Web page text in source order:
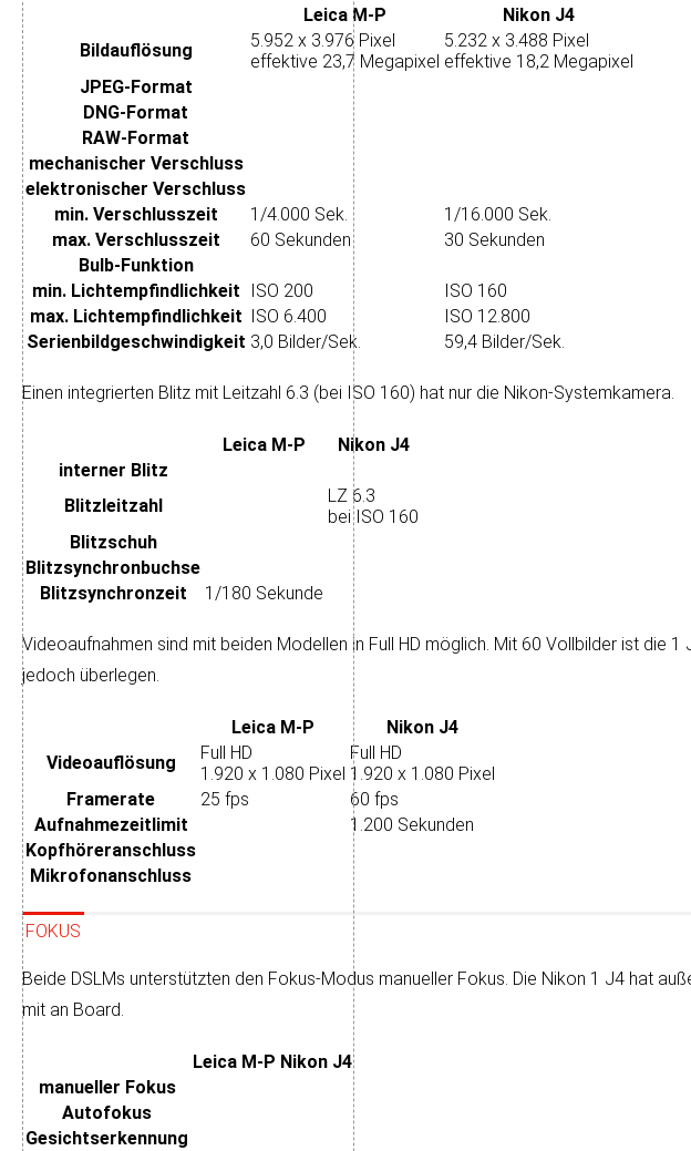
Leica M-P
Nikon J4
Bild­auflösung
5.952 x 3.976 Pixel
effektive 23,7 Megapixel
5.232 x 3.488 Pixel
effektive 18,2 Megapixel
JPEG-Format
DNG-Format
RAW-Format
mechanischer Verschluss
elektronischer Verschluss
min. Verschlusszeit
1/4.000 Sek.
1/16.000 Sek.
max. Verschlusszeit
60 Sekunden
30 Sekunden
Bulb-Funktion
min. Licht­empfindlichkeit
ISO 200
ISO 160
max. Licht­empfindlichkeit ISO 6.400
ISO 12.800
Serienbild­geschwindigkeit 3,0 Bilder/Sek. 59,4 Bilder/Sek.
Einen integrierten Blitz mit Leit­zahl 6.3 (bei ISO 160) hat nur die Nikon-System­kamera.
Leica M-P
Nikon J4
interner Blitz
Blitzleitzahl
LZ 6.3
bei ISO 160
Blitzschuh
Blitz­synchron­buchse
Blitz­synchronzeit
1/180 Sekunde
Videoaufnahmen sind mit beiden Modellen in Full HD mög­lich. Mit 60 Vollbilder ist die
je­doch über­legen.
Leica M-P
Nikon J4
Video­auflösung
Full HD
1.920 x 1.080 Pixel
Full HD
1.920 x 1.080 Pixel
Framerate
25 fps
60 fps
Aufnahme­zeitlimit
1.200 Sekunden
Kopfhörer­anschluss
Mikrofon­anschluss
FOKUS
Beide DSLMs unterstützten den Fokus-Modus manueller Fokus. Die Nikon 1 J4 hat
mit an Board.
Leica M-P Nikon J4
manueller Fokus
Autofokus
Gesichtserkennung